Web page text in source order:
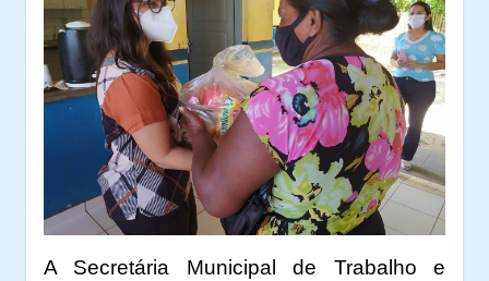
A Secretária Municipal de Trabalho e